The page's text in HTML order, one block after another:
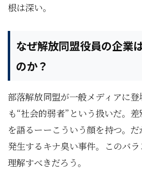
根は深い。
なぜ解放同盟役員の企業
のか？
部落解放同盟が一般メディアに
も“社会的弱者”という扱いだ。
を語るーーこういう顔を持つ。
発生するキナ臭い事件。このバラ
理解すべきだろう。